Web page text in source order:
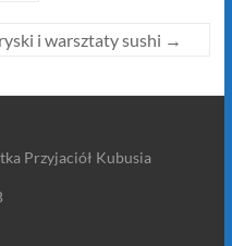
i warsztaty sushi →
Przyjaciół Kubusia